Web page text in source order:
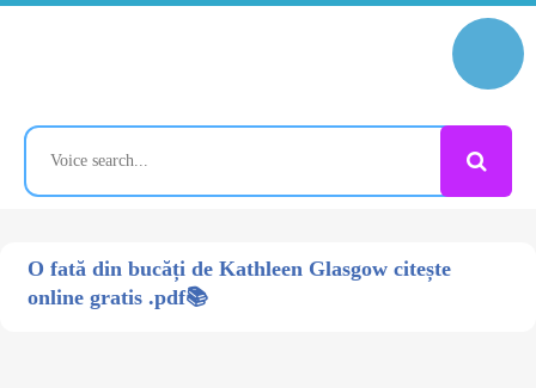
O fată din bucăți de Kathleen Glasgow citește
online gratis .pdf📚